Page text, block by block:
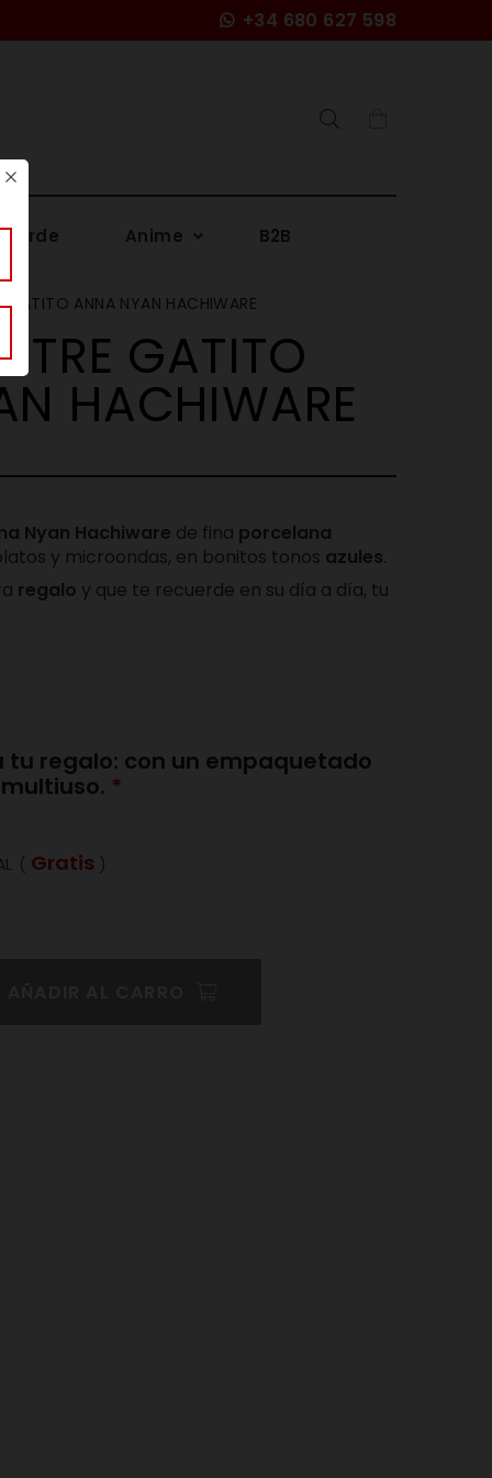
+34 680 627 598
verde Anime B2B
GATITO ANNA NYAN HACHIWARE
GATITO
HACHIWARE
Nyan Hachiware de fina porcelana
y microondas, en bonitos tonos azules.
regalo y que te recuerde en su día a día, tu
tu regalo: con un empaquetado
( Gratis )